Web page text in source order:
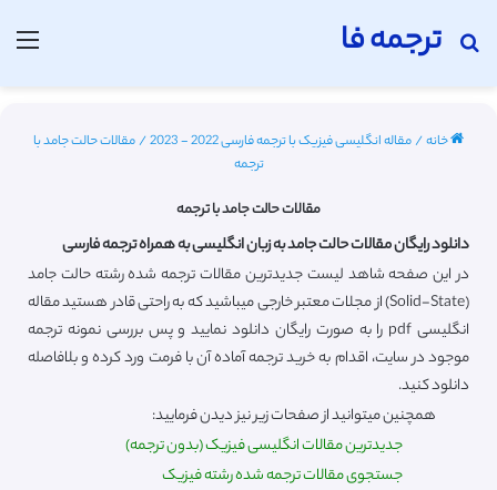
ترجمه فا
جستجو برای
خانه/مقاله انگلیسی فیزیک با ترجمه فارسی 2022 - 2023 /مقالات حالت جامد با
ترجمه
مقالات حالت جامد با ترجمه
دانلود رایگان مقالات حالت جامد به زبان انگلیسی به همراه ترجمه فارسی
در این صفحه شاهد لیست جدیدترین مقالات ترجمه شده رشته حالت جامد
(Solid-State) از مجلات معتبر خارجی میباشید که به راحتی قادر هستید مقاله
انگلیسی pdf را به صورت رایگان دانلود نمایید و پس بررسی نمونه ترجمه
موجود در سایت، اقدام به خرید ترجمه آماده آن با فرمت ورد کرده و بلافاصله
دانلود کنید.
همچنین میتوانید از صفحات زیر نیز دیدن فرمایید:
جدیدترین مقالات انگلیسی فیزیک (بدون ترجمه)
جستجوی مقالات ترجمه شده رشته فیزیک